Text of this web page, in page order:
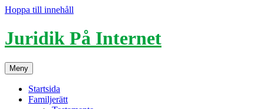
Hoppa till innehåll
Juridik På Internet
Meny
Startsida
Familjerätt